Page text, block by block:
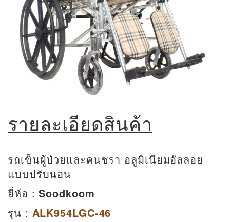
รายละเอียดสินค้า
รถเข็นผู้ป่วยและคนชรา อลูมิเนียมอัลลอย
แบบปรับนอน
ยี่ห้อ :Soodkoom
รุ่น : ALK954LGC-46